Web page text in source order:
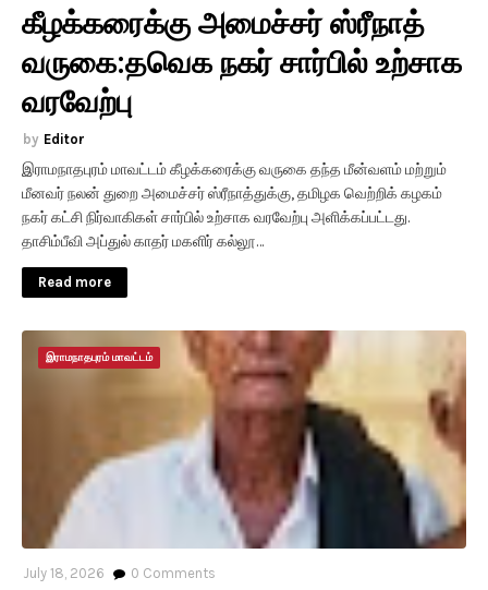
கீழக்கரைக்கு அமைச்சர் ஸ்ரீநாத்
வருகை:தவெக நகர் சார்பில் உற்சாக
வரவேற்பு
Editor
இராமநாதபுரம் மாவட்டம் கீழக்கரைக்கு வருகை தந்த மீன்வளம் மற்றும்
மீனவர் நலன் துறை அமைச்சர் ஸ்ரீநாத்துக்கு, தமிழக வெற்றிக் கழகம்
நகர் கட்சி நிர்வாகிகள் சார்பில் உற்சாக வரவேற்பு அளிக்கப்பட்டது.
தாசிம்பீவி அப்துல் காதர் மகளிர் கல்லூ…
Read more
இராமநாதபுரம் மாவட்டம்
July 18, 2026 0 Comments